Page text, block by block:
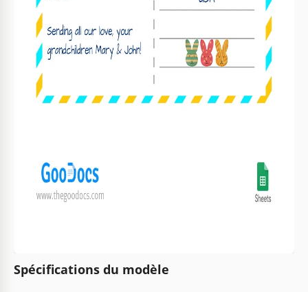
Spécifications du modèle